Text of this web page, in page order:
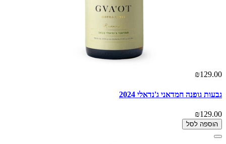
₪129.00
גבעות גופנה חמדאני ג'נדאלי 2024
₪129.00
הוספה לסל